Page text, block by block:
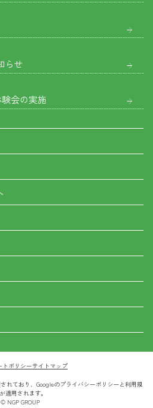
らせ
会の実施
トポリシーサイトマップ
れており、Googleのプライバシーポリシー と利用規
が適用されます。
© NGP GROUP